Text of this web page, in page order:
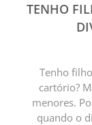
TENHO
Tenho
cartório?
menores.
quando o